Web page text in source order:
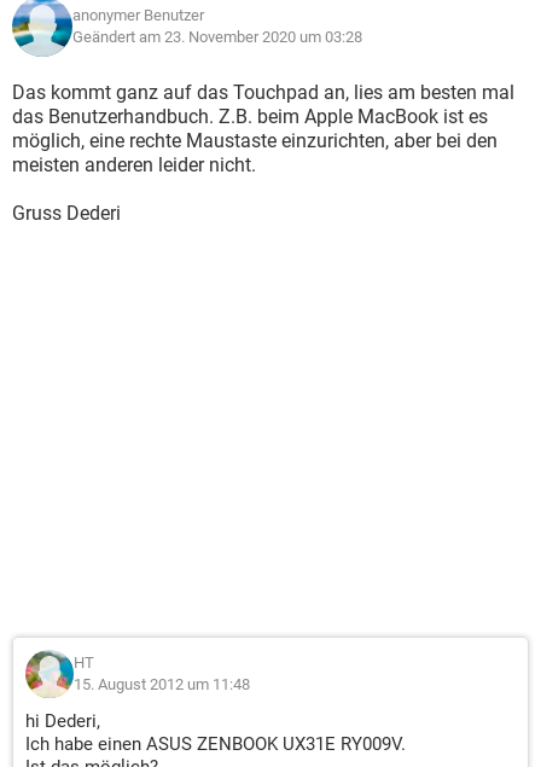
anonymer Benutzer
Geändert am 23. November 2020 um 03:28
Das kommt ganz auf das Touchpad an, lies am besten mal
das Benutzerhandbuch. Z.B. beim Apple MacBook ist es
möglich, eine rechte Maustaste einzurichten, aber bei den
meisten anderen leider nicht.
Gruss Dederi
HT
15. August 2012 um 11:48
hi Dederi,
Ich habe einen ASUS ZENBOOK UX31E RY009V.